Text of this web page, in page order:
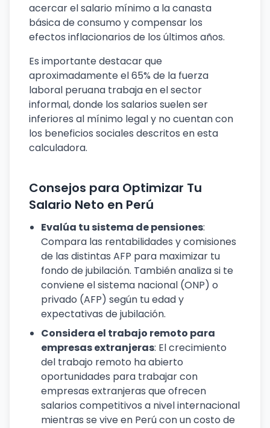
acercar el salario mínimo a la canasta
básica de consumo y compensar los
efectos inflacionarios de los últimos años.
Es importante destacar que
aproximadamente el 65% de la fuerza
laboral peruana trabaja en el sector
informal, donde los salarios suelen ser
inferiores al mínimo legal y no cuentan con
los beneficios sociales descritos en esta
calculadora.
Consejos para Optimizar Tu
Salario Neto en Perú
Evalúa tu sistema de pensiones:
Compara las rentabilidades y comisiones
de las distintas AFP para maximizar tu
fondo de jubilación. También analiza si te
conviene el sistema nacional (ONP) o
privado (AFP) según tu edad y
expectativas de jubilación.
Considera el trabajo remoto para
empresas extranjeras: El crecimiento
del trabajo remoto ha abierto
oportunidades para trabajar con
empresas extranjeras que ofrecen
salarios competitivos a nivel internacional
mientras se vive en Perú con un costo de